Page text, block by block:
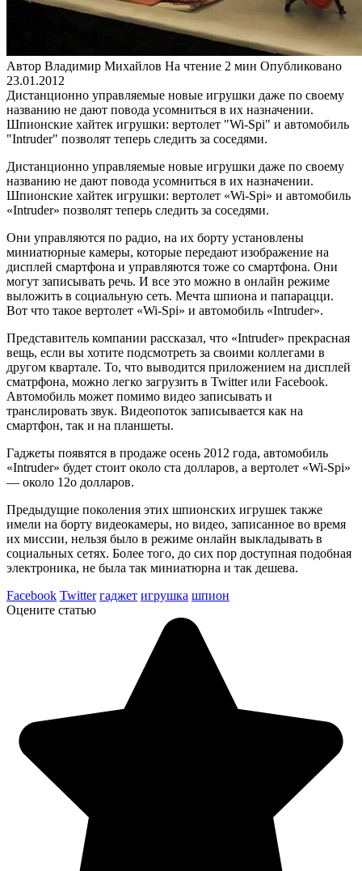
Автор Владимир Михайлов На чтение 2 мин Опубликовано
23.01.2012
Дистанционно управляемые новые игрушки даже по своему
названию не дают повода усомниться в их назначении.
Шпионские хайтек игрушки: вертолет "Wi-Spi" и автомобиль
"Intruder" позволят теперь следить за соседями.
Дистанционно управляемые новые игрушки даже по своему
названию не дают повода усомниться в их назначении.
Шпионские хайтек игрушки: вертолет «Wi-Spi» и автомобиль
«Intruder» позволят теперь следить за соседями.
Они управляются по радио, на их борту установлены
миниатюрные камеры, которые передают изображение на
дисплей смартфона и управляются тоже со смартфона. Они
могут записывать речь. И все это можно в онлайн режиме
выложить в социальную сеть. Мечта шпиона и папарацци.
Вот что такое вертолет «Wi-Spi» и автомобиль «Intruder».
Представитель компании рассказал, что «Intruder» прекрасная
вещь, если вы хотите подсмотреть за своими коллегами в
другом квартале. То, что выводится приложением на дисплей
сматрфона, можно легко загрузить в Twitter или Facebook.
Автомобиль может помимо видео записывать и
транслировать звук. Видеопоток записывается как на
смартфон, так и на планшеты.
Гаджеты появятся в продаже осень 2012 года, автомобиль
«Intruder» будет стоит около ста долларов, а вертолет «Wi-Spi»
— около 12о долларов.
Предыдущие поколения этих шпионских игрушек также
имели на борту видеокамеры, но видео, записанное во время
их миссии, нельзя было в режиме онлайн выкладывать в
социальных сетях. Более того, до сих пор доступная подобная
электроника, не была так миниатюрна и так дешева.
Facebook Twitter гаджет игрушка шпион
Оцените статью